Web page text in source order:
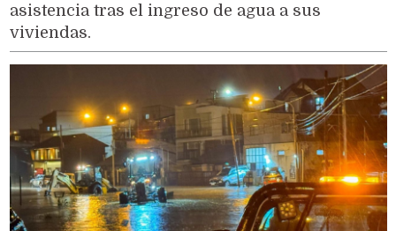
asistencia tras el ingreso de agua a sus
viviendas.